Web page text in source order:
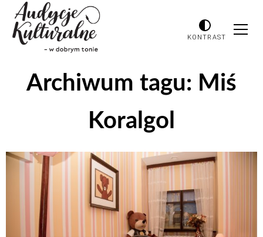
KONTRAST
Archiwum tagu: Miś
Koralgol
Odtwarzacz
dźwiękowych